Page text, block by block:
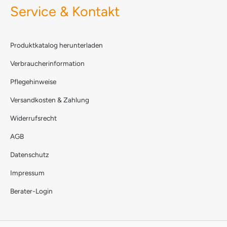
Service & Kontakt
Produktkatalog herunterladen
Verbraucherinformation
Pflegehinweise
Versandkosten & Zahlung
Widerrufsrecht
AGB
Datenschutz
Impressum
Berater-Login